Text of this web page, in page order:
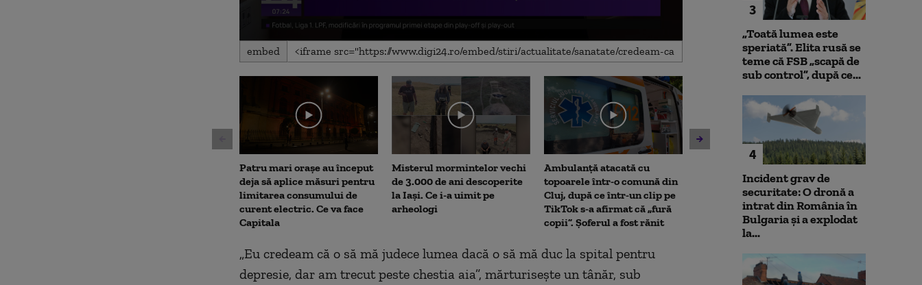
0
seconds
1
Volume
90%
embed
Patru mari orașe au început
deja să aplice măsuri pentru
limitarea consumului de
curent electric. Ce va face
Capitala
Misterul mormintelor vechi
de 3.000 de ani descoperite
la Iași. Ce i-a uimit pe
arheologi
Ambulanţă atacată cu
topoarele într-o comună din
Cluj, după ce într-un clip pe
TikTok s-a afirmat că „fură
copii”. Șoferul a fost rănit
Topul serviciilor de
informații din Europa. Cum
arată ierarhia țărilor cu cei
mai buni spioni și de ce
Ucraina a urcat spectaculos
Alexandru
rămân
rapoartele
„Nu a fost o
„Eu credeam că o să mă judece lumea dacă o să mă duc la spital pentru
depresie, dar am trecut peste chestia aia”, mărturisește un tânăr, sub
3
„Toată lumea este
speriată”. Elita rusă se
teme că FSB „scapă de
sub control”, după ce...
4
Incident grav de
securitate: O dronă a
intrat din România în
Bulgaria şi a explodat
la...